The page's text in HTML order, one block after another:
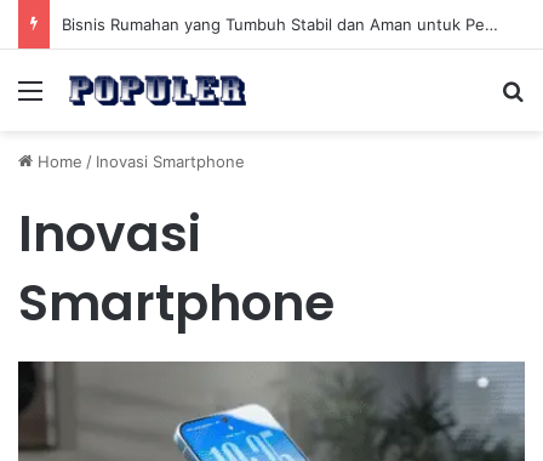
Bisnis Rumahan yang Tumbuh Stabil dan Aman untuk Pendapatan Jangka Panjang
Menu
Home / Inovasi Smartphone
Inovasi
Smartphone